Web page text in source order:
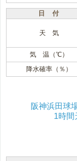
日 付
天 気
気 温（℃）
降水確率（％）
阪神浜田球
1時間